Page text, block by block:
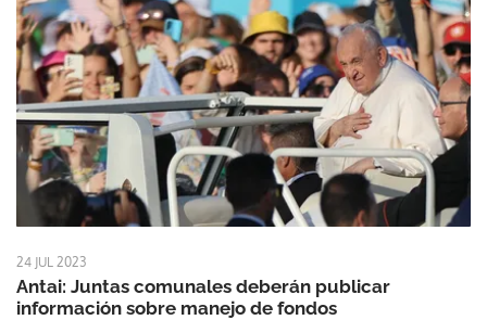
24 JUL 2023
Antai: Juntas comunales deberán publicar
información sobre manejo de fondos